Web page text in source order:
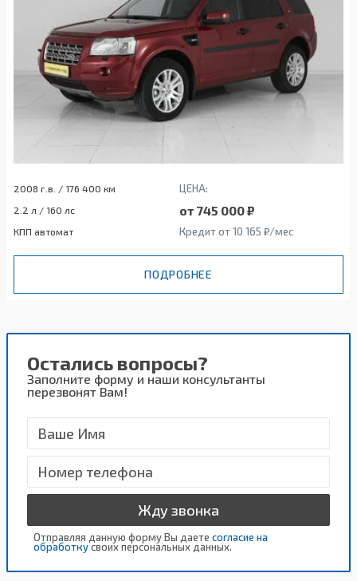
2008 г.в. / 176 400 км ЦЕНА:
2.2 л / 160 лс от 745 000 ₽
КПП автомат Кредит от 10 165 ₽/мес
ПОДРОБНЕЕ
Остались вопросы?
Заполните форму и наши консультанты
перезвонят Вам!
Жду звонка
Отправляя данную форму Вы даете согласие на
обработкусвоих персональных данных.